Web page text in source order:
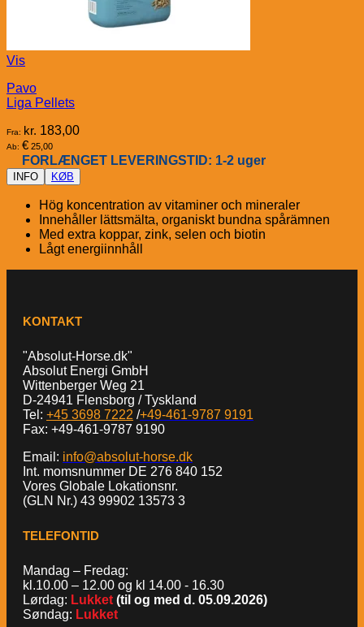
Vis
Pavo
Liga Pellets
Fra: kr. 183,00
Ab: € 25,00
FORLÆNGET LEVERINGSTID: 1-2 uger
INFO KØB
Hög koncentration av vitaminer och mineraler
Innehåller lättsmälta, organiskt bundna spårämnen
Med extra koppar, zink, selen och biotin
Lågt energiinnhåll
KONTAKT
"Absolut-Horse.dk"
Absolut Energi GmbH
Wittenberger Weg 21
D-24941 Flensborg / Tyskland
Tel: +45 3698 7222 /+49-461-9787 9191
Fax: +49-461-9787 9190
Email: info@absolut-horse.dk
Int. momsnummer DE 276 840 152
Vores Globale Lokationsnr.
(GLN Nr.) 43 99902 13573 3
TELEFONTID
Mandag – Fredag:
kl.10.00 – 12.00 og kl 14.00 - 16.30
Lørdag: Lukket (til og med d. 05.09.2026)
Søndag: Lukket